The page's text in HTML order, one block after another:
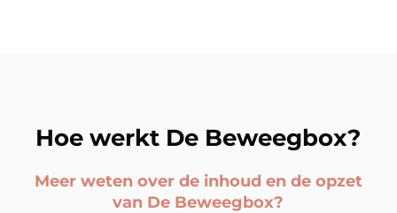
Hoe werkt De Beweegbox?
Meer weten over de inhoud en de opzet
van De Beweegbox?